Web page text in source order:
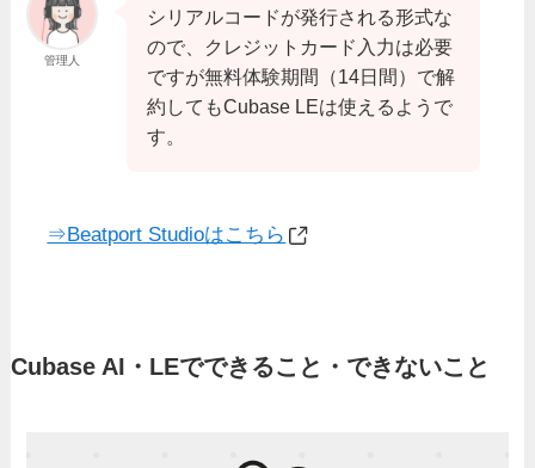
管理人
シリアルコードが発行される形式な
ので、クレジットカード入力は必要
ですが無料体験期間（14日間）で解
約してもCubase LEは使えるようで
す。
⇒Beatport Studioはこちら
Cubase AI・LEでできること・できないこと